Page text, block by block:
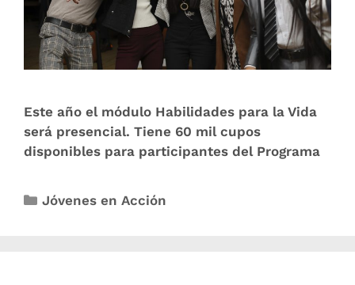
Este año el módulo Habilidades para la Vida
será presencial. Tiene 60 mil cupos
disponibles para participantes del Programa
Jóvenes en Acción